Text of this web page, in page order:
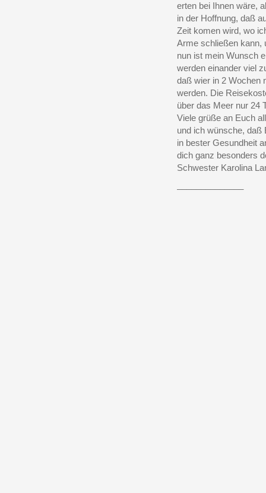
erten bei Ihnen wäre,
in der Hoffnung, daß
Zeit komen wird, wo
Arme schließen kann,
nun ist mein Wunsch
werden einander viel
daß wier in 2 Wochen
werden. Die
über das Meer nur 24
Viele grüße an Euch
und ich wünsche, daß
in bester Gesundheit
dich ganz besonders
Schwester Karolina